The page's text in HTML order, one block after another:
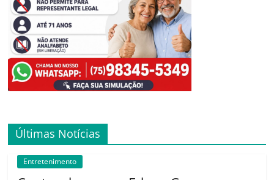
Últimas Notícias
Entretenimento